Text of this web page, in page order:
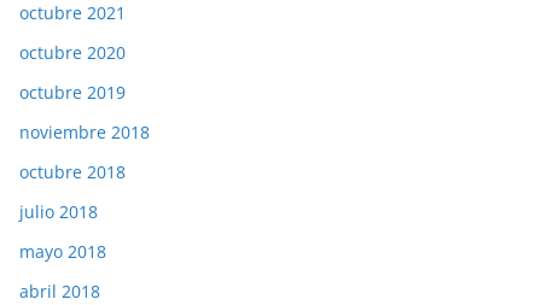
octubre 2021
octubre 2020
octubre 2019
noviembre 2018
octubre 2018
julio 2018
mayo 2018
abril 2018